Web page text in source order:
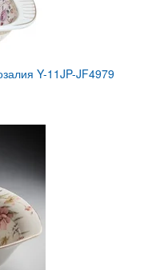
Y-11JP-JF4979